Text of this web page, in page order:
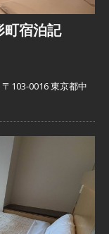
町宿泊記
103-0016 東京都中